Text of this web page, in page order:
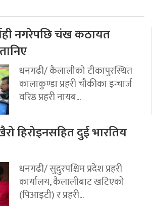
नगरेपछि चंख कठायत
धनगढी/ कैलालीको टीकापुरस्थित
कालाकुण्डा प्रहरी चौकीका इन्चार्ज
वरिष्ठ प्रहरी नायब...
हिरोइनसहित दुई भारतिय
धनगढी/ सुदुरपश्चिम प्रदेश प्रहरी
कार्यालय, कैलालीबाट खटिएको
(पिआइटी) र प्रहरी...